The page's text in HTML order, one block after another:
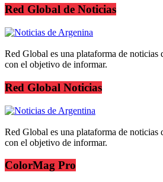
Red Global de Noticias
Red Global es una plataforma de noticias
con el objetivo de informar.
Red Global Noticias
Red Global es una plataforma de noticias
con el objetivo de informar.
ColorMag Pro